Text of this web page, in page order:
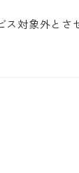
対象外とさ